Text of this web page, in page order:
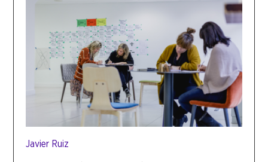
Javier Ruiz